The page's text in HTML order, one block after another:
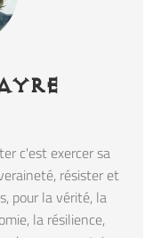
c'est exercer sa
résister et
pour la vérité, la
la résilience,